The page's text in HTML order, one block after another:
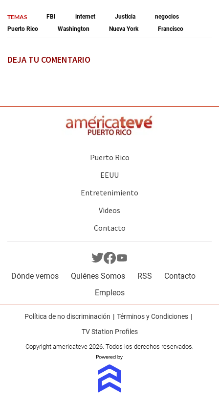
TEMAS FBI internet Justicia
negocios
Puerto Rico
Washington Nueva York Francisco
DEJA TU COMENTARIO
Puerto Rico
EEUU
Entretenimiento
Videos
Contacto
Dónde vernos Quiénes Somos RSS
Contacto
Empleos
Política de no discriminación
Términos y Condiciones
TV Station Profiles
Copyright americateve 2026. Todos los derechos reservados.